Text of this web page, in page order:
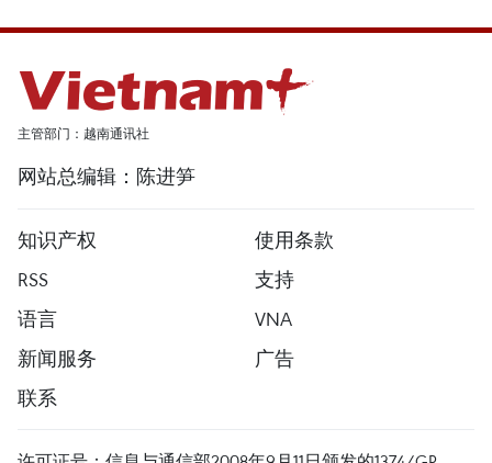
主管部门：越南通讯社
网站总编辑：陈进笋
知识产权
使用条款
RSS
支持
语言
VNA
新闻服务
广告
联系